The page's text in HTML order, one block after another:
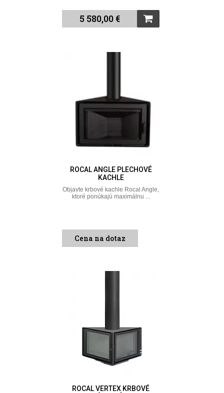
5 580,00 €
ROCAL ANGLE PLECHOVÉ
KACHLE
Objavte krbové kachle Rocal Angle,
ktoré ponúkajú maximálnu ...
Cena na dotaz
ROCAL VERTEX KRBOVÉ